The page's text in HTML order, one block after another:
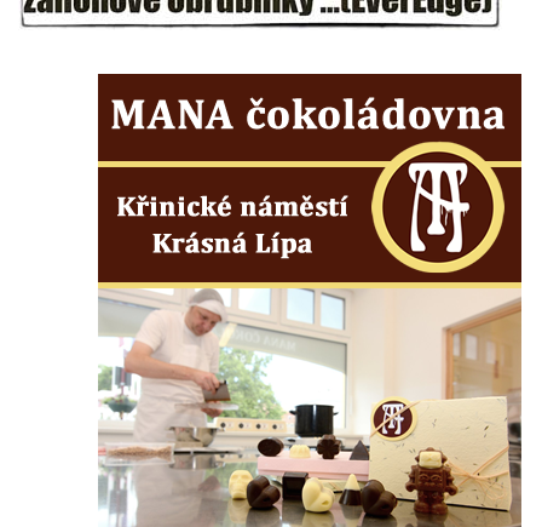
Mikulášovicích
Franzeho kříž u domu čp. 356 v
Mikulášovicích
Hammerberský kříž na křižovatce mezi
domy čp. 739 a 758 v Mikulášovicích
v Mikulášovicích
Drascheho kříž na zahradě domu čp. 915 v
Mikulášovicích
Hillův kříž u domu čp. 436 v Mikulášovicích
Hampelův kříž západně od dolního nádraží
v Mikulášovicích
Kříž před kostelem svatých Petra a Pavla v